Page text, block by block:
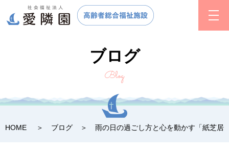
ブログ
Blog
HOME ブログ 雨の日の過ごし方と心を動かす「紙芝居